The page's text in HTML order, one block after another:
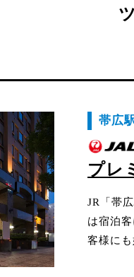
帯広
プレ
JR「帯
は宿泊
客様にも